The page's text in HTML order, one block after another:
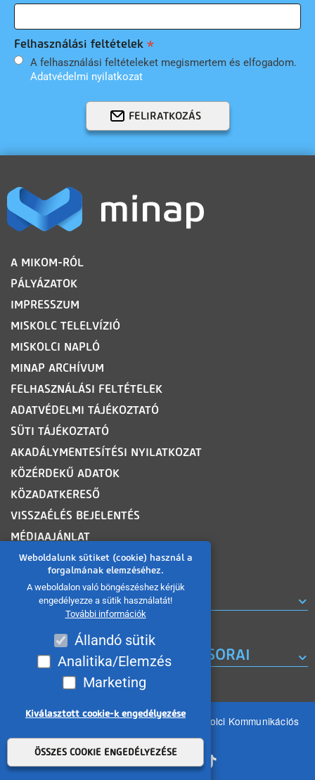
Weboldalunk sütiket (cookie) használ a
forgalmának elemzéséhez.
A weboldalon való böngészéshez kérjük
engedélyezze a sütik használatát!
További információk
Állandó sütik
Analitika/Elemzés
Marketing
Kiválasztott cookie-k engedélyezése
ÖSSZES COOKIE ENGEDÉLYEZÉSE
Felhasználási feltételek
A felhasználási feltételeket megismertem és elfogadom.
Adatvédelmi nyilatkozat
FELIRATKOZÁS
LÁBLÉC
A MIKOM-RÓL
PÁLYÁZATOK
IMPRESSZUM
MISKOLC TELELVÍZIÓ
MISKOLCI NAPLÓ
MINAP ARCHÍVUM
FELHASZNÁLÁSI FELTÉTELEK
ADATVÉDELMI TÁJÉKOZTATÓ
SÜTI TÁJÉKOZTATÓ
AKADÁLYMENTESÍTÉSI NYILATKOZAT
KÖZÉRDEKŰ ADATOK
KÖZADATKERESŐ
VISSZAÉLÉS BEJELENTÉS
MÉDIAAJÁNLAT
OLDALTÉRKÉP
ROVATOK
A MISKOLC TV KORÁBBI MŰSORAI
Minden jog fenntartva 2026 © MIKOM Miskolci Kommunikációs
Nonprofit Kft.